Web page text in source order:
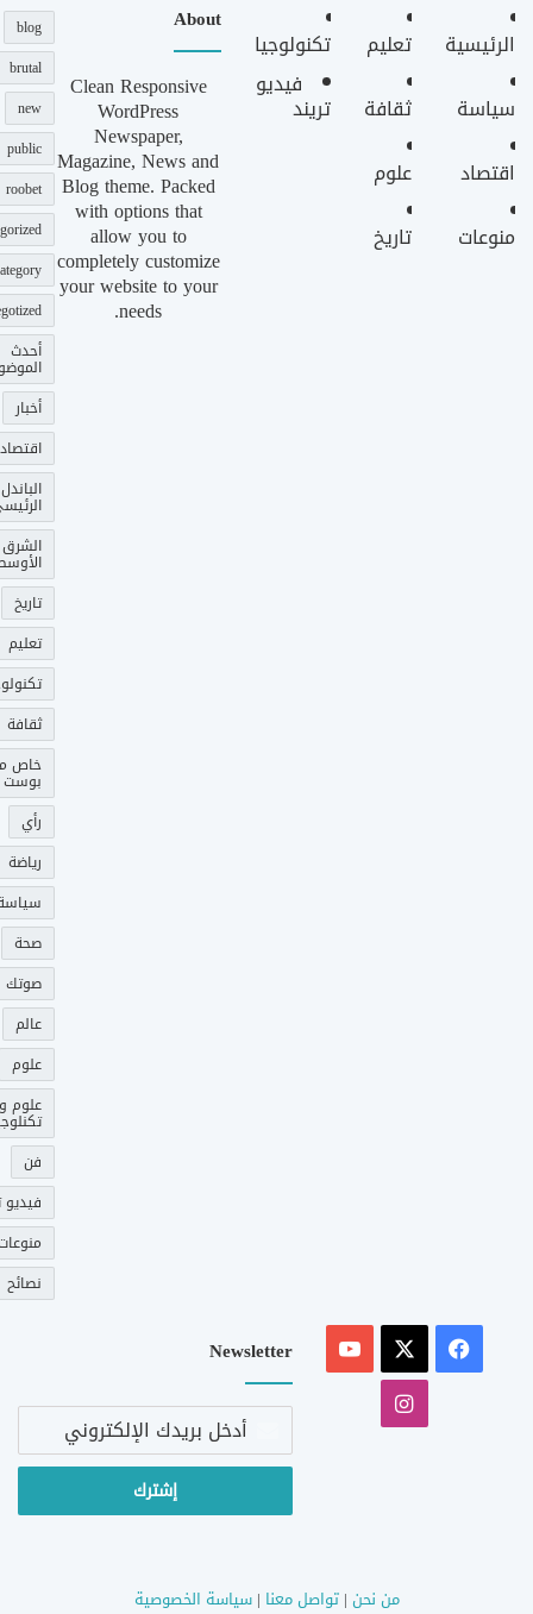
الرئيسية
سياسة
اقتصاد
منوعات
تعليم
ثقافة
علوم
تاريخ
تكنولوجيا
فيديو
تريند
About
Clean Responsive
WordPress
Newspaper,
Magazine, News and
Blog theme. Packed
with options that
allow you to
completely customize
your website to your
needs.
blog
brutal
new
public
roobet
أحدث
أخبار
اقتصاد
الباندل
الشرق
تاريخ
تعليم
ثقافة
خاص
بوست
رأي
رياضة
صحة
عالم
علوم
علوم و
فن
فيديو
نصائح
فيسبوك
‫YouTube
انستقرام
Newsletter
أدخل
الإلكتروني
من نحن |تواصل معنا |سياسة الخصوصية